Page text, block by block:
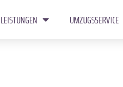
LEISTUNGEN UMZUGSSERVICE